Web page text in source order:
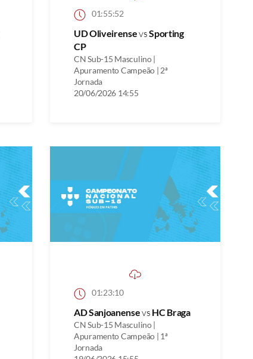
01:55:52
UD OliveirensevsSporting
CP
CN Sub-15 Masculino |
Apuramento Campeão | 2ª
Jornada
20/06/2026 14:55
01:23:10
AD Sanjoanensevs HC Braga
CN Sub-15 Masculino |
Apuramento Campeão | 1ª
Jornada